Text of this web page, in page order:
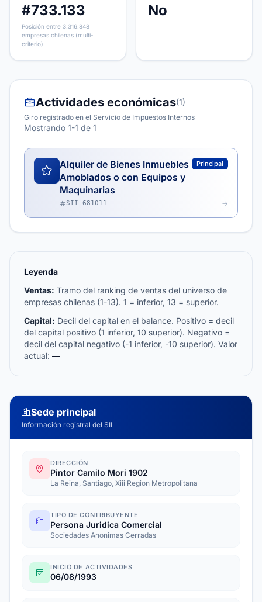
#733.133
Posición entre 3.316.848
empresas chilenas (multi-
criterio).
No
Actividades económicas(1)
Giro registrado en el Servicio de Impuestos Internos
Mostrando 1-1 de 1
Alquiler de Bienes Inmuebles
Amoblados o con Equipos y
Maquinarias
Principal
SII 681011
Leyenda
Ventas: Tramo del ranking de ventas del universo de
empresas chilenas (1-13). 1 = inferior, 13 = superior.
Capital: Decil del capital en el balance. Positivo = decil
del capital positivo (1 inferior, 10 superior). Negativo =
decil del capital negativo (-1 inferior, -10 superior). Valor
actual: —
Sede principal
Información registral del SII
DIRECCIÓN
Pintor Camilo Mori 1902
La Reina, Santiago, Xiii Region Metropolitana
TIPO DE CONTRIBUYENTE
Persona Juridica Comercial
Sociedades Anonimas Cerradas
INICIO DE ACTIVIDADES
06/08/1993